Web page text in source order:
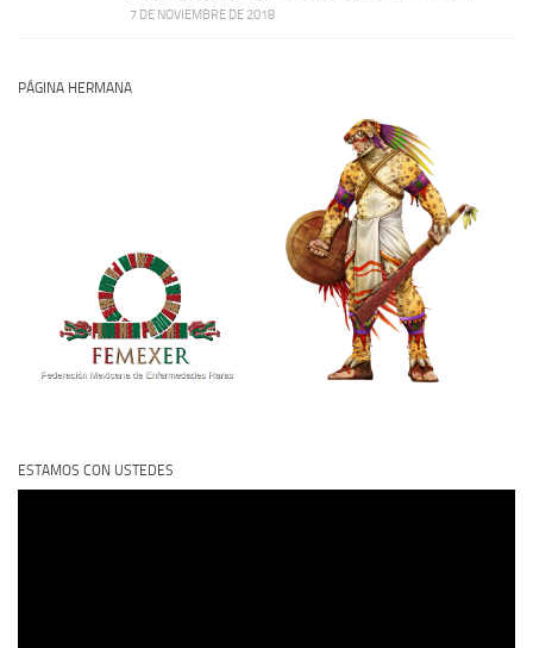
7 DE NOVIEMBRE DE 2018
PÁGINA HERMANA
ESTAMOS CON USTEDES